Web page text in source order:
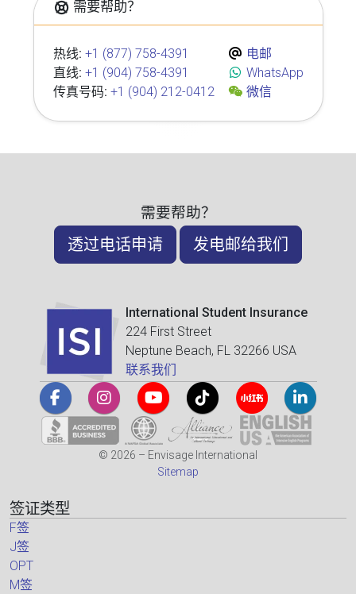
需要帮助？
热线: +1 (877) 758-4391
直线: +1 (904) 758-4391
传真号码: +1 (904) 212-0412
电邮
WhatsApp
微信
需要帮助？
透过电话申请 发电邮给我们
International Student Insurance
224 First Street
Neptune Beach, FL 32266 USA
联系我们
© 2026 – Envisage International
Sitemap
签证类型
F签
J签
OPT
M签